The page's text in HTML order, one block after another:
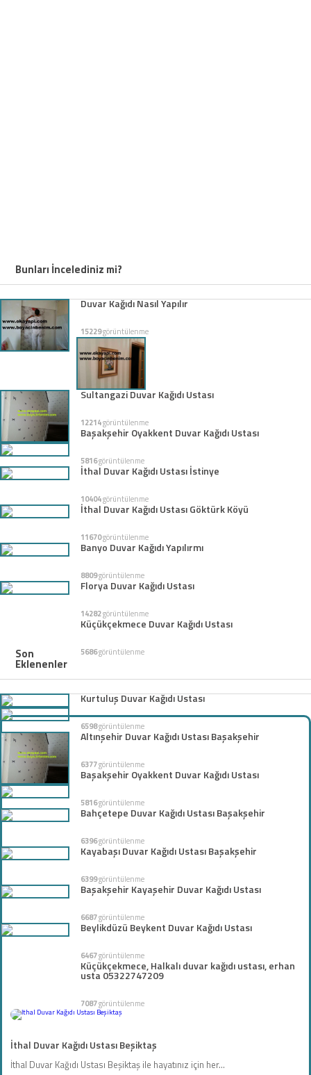
Bunları İncelediniz mi?
Duvar Kağıdı Nasıl Yapılır
15229görüntülenme
Sultangazi Duvar Kağıdı Ustası
12214görüntülenme
Başakşehir Oyakkent Duvar Kağıdı Ustası
5816görüntülenme
İthal Duvar Kağıdı Ustası İstinye
10404görüntülenme
İthal Duvar Kağıdı Ustası Göktürk Köyü
11670görüntülenme
Banyo Duvar Kağıdı Yapılırmı
8809görüntülenme
Florya Duvar Kağıdı Ustası
14282görüntülenme
Küçükçekmece Duvar Kağıdı Ustası
5686görüntülenme
Son
Eklenenler
Kurtuluş Duvar Kağıdı Ustası
6598görüntülenme
Altınşehir Duvar Kağıdı Ustası Başakşehir
6377görüntülenme
Başakşehir Oyakkent Duvar Kağıdı Ustası
5816görüntülenme
Bahçetepe Duvar Kağıdı Ustası Başakşehir
6396görüntülenme
Kayabaşı Duvar Kağıdı Ustası Başakşehir
6399görüntülenme
Başakşehir Kayaşehir Duvar Kağıdı Ustası
6687görüntülenme
Beylikdüzü Beykent Duvar Kağıdı Ustası
6467görüntülenme
Küçükçekmece, Halkalı duvar kağıdı ustası, erhan
usta 05322747209
7087görüntülenme
İthal Duvar Kağıdı Ustası Beşiktaş
İthal Duvar Kağıdı Ustası Beşiktaş ile hayatınız için her...